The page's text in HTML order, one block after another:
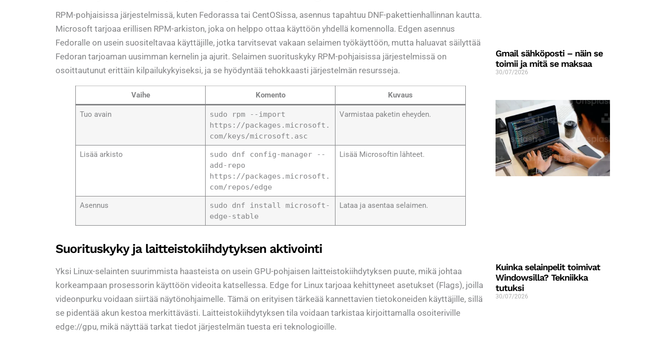
RPM-pohjaisissa järjestelmissä, kuten Fedorassa tai CentOSissa, asennus tapahtuu DNF-pakettienhallinnan kautta.
Microsoft tarjoaa erillisen RPM-arkiston, joka on helppo ottaa käyttöön yhdellä komennolla. Edgen asennus
Fedoralle on usein suositeltavaa käyttäjille, jotka tarvitsevat vakaan selaimen työkäyttöön, mutta haluavat säilyttää
Fedoran tarjoaman uusimman kernelin ja ajurit. Selaimen suorituskyky RPM-pohjaisissa järjestelmissä on
osoittautunut erittäin kilpailukykyiseksi, ja se hyödyntää tehokkaasti järjestelmän resursseja.
Vaihe Komento Kuvaus
Tuo avain
sudo rpm --import
https://packages.microsoft.
com/keys/microsoft.asc
Varmistaa paketin eheyden.
Lisää arkisto
sudo dnf config-manager --
add-repo
https://packages.microsoft.
com/repos/edge
Lisää Microsoftin lähteet.
Asennus
sudo dnf install microsoft-
edge-stable
Lataa ja asentaa selaimen.
Suorituskyky ja laitteistokiihdytyksen aktivointi
Yksi Linux-selainten suurimmista haasteista on usein GPU-pohjaisen laitteistokiihdytyksen puute, mikä johtaa
korkeampaan prosessorin käyttöön videoita katsellessa. Edge for Linux tarjoaa kehittyneet asetukset (Flags), joilla
videonpurku voidaan siirtää näytönohjaimelle. Tämä on erityisen tärkeää kannettavien tietokoneiden käyttäjille, sillä
se pidentää akun kestoa merkittävästi. Laitteistokiihdytyksen tila voidaan tarkistaa kirjoittamalla osoiteriville
edge://gpu, mikä näyttää tarkat tiedot järjestelmän tuesta eri teknologioille.
Gmail sähköposti – näin se
toimii ja mitä se maksaa
30/07/2026
Kuinka selainpelit toimivat
Windowsilla? Tekniikka
tutuksi
30/07/2026